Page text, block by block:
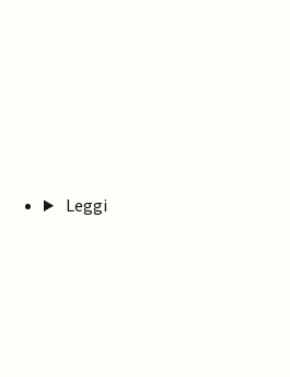
Leggi